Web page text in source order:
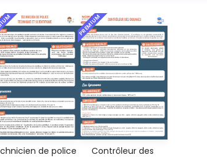
de police
PREMIUM
Contrôleur des